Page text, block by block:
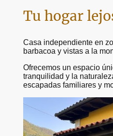
Tu hogar
Casa independiente en
barbacoa y vistas a la
Ofrecemos un espacio
tranquilidad y la
escapadas familiares y